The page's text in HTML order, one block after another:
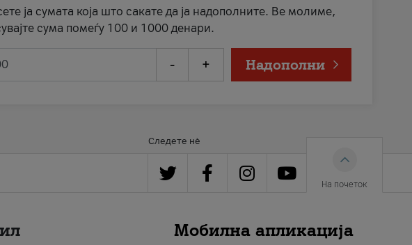
ја сумата која што сакате да ја надополните. Ве молиме,
сума помеѓу 100 и 1000 денари.
- + Надополни
Следете нè
На почеток
Мобилна апликација